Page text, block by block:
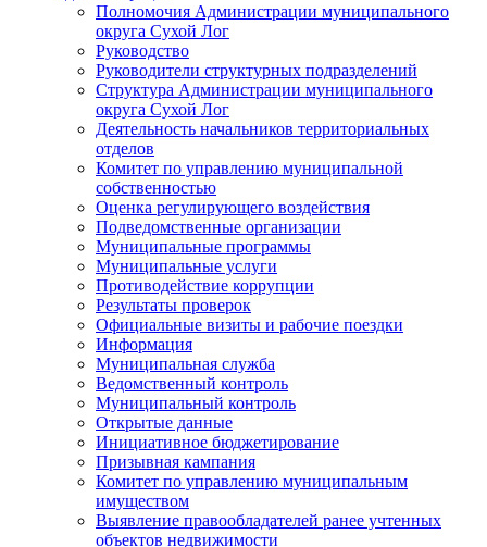
Полномочия Администрации муниципального
округа Сухой Лог
Руководство
Руководители структурных подразделений
Структура Администрации муниципального
округа Сухой Лог
Деятельность начальников территориальных
отделов
Комитет по управлению муниципальной
собственностью
Оценка регулирующего воздействия
Подведомственные организации
Муниципальные программы
Муниципальные услуги
Противодействие коррупции
Результаты проверок
Официальные визиты и рабочие поездки
Информация
Муниципальная служба
Ведомственный контроль
Муниципальный контроль
Открытые данные
Инициативное бюджетирование
Призывная кампания
Комитет по управлению муниципальным
имуществом
Выявление правообладателей ранее учтенных
объектов недвижимости